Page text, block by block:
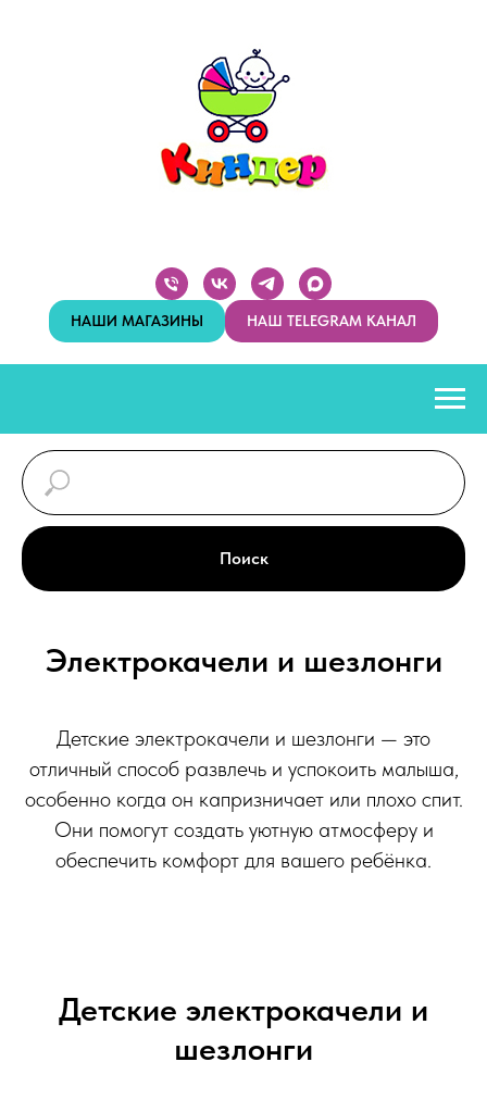
НАШИ МАГАЗИНЫ НАШ TELEGRAM КАНАЛ
Поиск
Электрокачели и шезлонги
Детские электрокачели и шезлонги — это
отличный способ развлечь и успокоить малыша,
особенно когда он капризничает или плохо спит.
Они помогут создать уютную атмосферу и
обеспечить комфорт для вашего ребёнка.
Детские электрокачели и
шезлонги